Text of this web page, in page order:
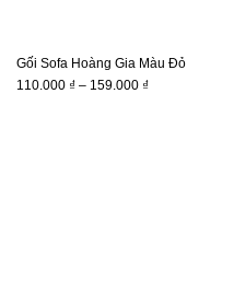
Gối Sofa Hoàng Gia Màu Đỏ
110.000 ₫ – 159.000 ₫Khoảng